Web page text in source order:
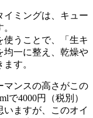
イミングは、キュー
使うことで、「生キ
均一に整え、乾燥や
す。
マンスの高さがこの
で4000円（税別）
ますが、このオイ